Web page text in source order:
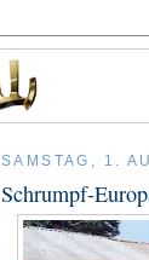
SAMSTAG, 1.
Schrumpf-